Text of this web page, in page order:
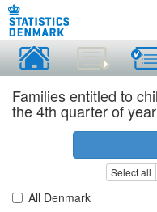
Families entitled to
the 4th quarter of year
Select all
All Denmark